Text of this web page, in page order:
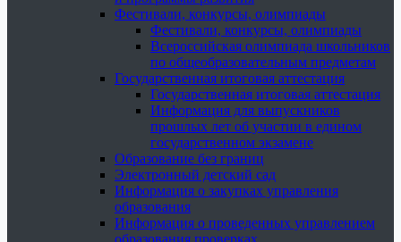
Фестивали, конкурсы, олимпиады
Фестивали, конкурсы, олимпиады
Всероссийская олимпиада школьников
по общеобразовательным предметам
Государственная итоговая аттестация
Государственная итоговая аттестация
Информация для выпускников
прошлых лет об участии в едином
государственном экзамене
Образование без границ
Электронный детский сад
Информация о закупках управления
образования
Информация о проведенных управлением
образования проверках